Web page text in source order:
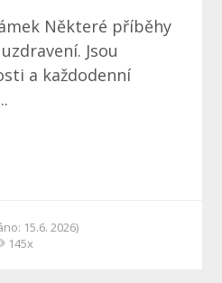
Některé příběhy
Jsou
a každodenní
15.6. 2026)
145x